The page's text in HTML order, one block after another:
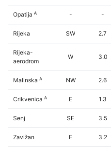
Opatija A - -
Rijeka SW 2.7
Rijeka-
aerodrom
W 3.0
Malinska A NW 2.6
Crikvenica A E 1.3
Senj SE 3.5
Zavižan E 3.2